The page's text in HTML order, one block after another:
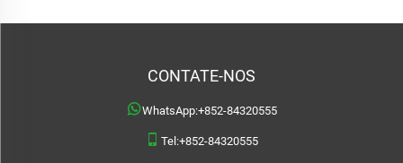
CONTATE-NOS
WhatsApp:+852-84320555
Tel:+852-84320555